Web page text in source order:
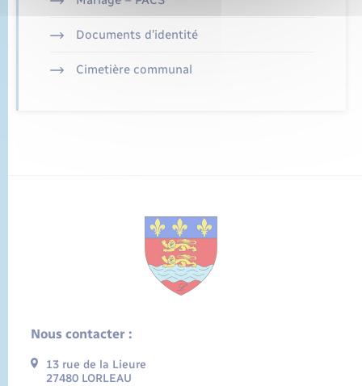
Documents d’identité
Cimetière communal
Nous contacter :
13 rue de la Lieure
27480 LORLEAU